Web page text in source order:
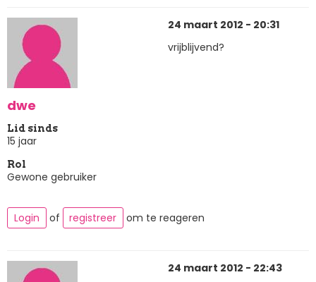
dwe
Lid sinds
15 jaar
Rol
Gewone gebruiker
24 maart 2012 - 20:31
vrijblijvend?
Login of registreer om te reageren
24 maart 2012 - 22:43